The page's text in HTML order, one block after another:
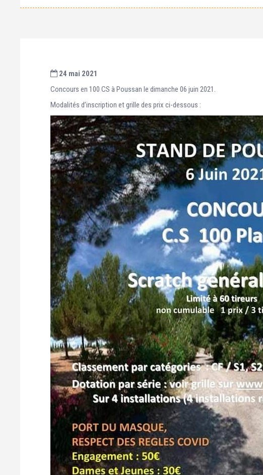
24 mai 2021
Concours en 100 CS à Poussan le dimanche 06 juin 2021.
Modalités d’inscription et grille des prix ci-dessous :